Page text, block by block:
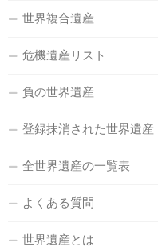
世界複合遺産
危機遺産リスト
負の世界遺産
登録抹消された世界遺産
全世界遺産の一覧表
よくある質問
世界遺産とは